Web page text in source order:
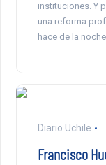
instituciones. Y
una reforma
hace de la
Diario Uchile
Francisco